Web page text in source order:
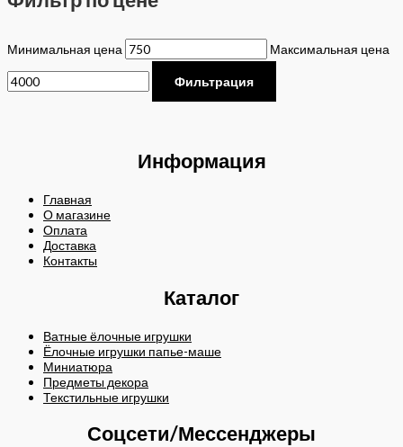
Минимальная цена Максимальная цена
Фильтрация
Информация
Главная
О магазине
Оплата
Доставка
Контакты
Каталог
Ватные ёлочные игрушки
Ёлочные игрушки папье-маше
Миниатюра
Предметы декора
Текстильные игрушки
Соцсети/Мессенджеры